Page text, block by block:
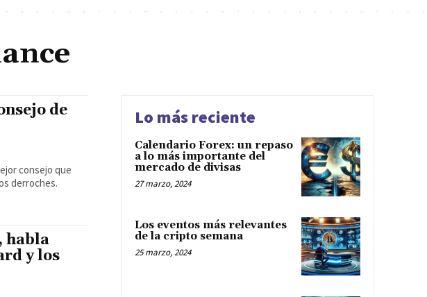
de
consejo que
derroches.
habla
y los
Lo más reciente
Calendario Forex: un repaso
a lo más importante del
mercado de divisas
27 marzo, 2024
Los eventos más relevantes
de la cripto semana
25 marzo, 2024